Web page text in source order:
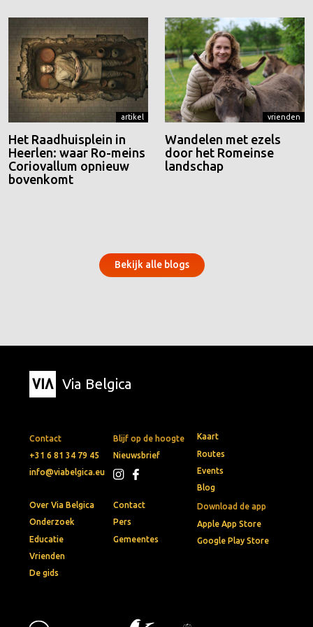
artikel
Het Raadhuisplein in
Heerlen: waar Ro-meins
Coriovallum opnieuw
bovenkomt
vrienden
Wandelen met ezels
door het Romeinse
landschap
Bekijk alle blogs
Via Belgica
Contact
+31 6 81 34 79 45
info@viabelgica.eu
Blijf op de hoogte
Nieuwsbrief
Download de app
Apple App Store
Google Play Store
Kaart
Routes
Events
Blog
Over Via Belgica
Onderzoek
Educatie
Vrienden
De gids
Contact
Pers
Gemeentes